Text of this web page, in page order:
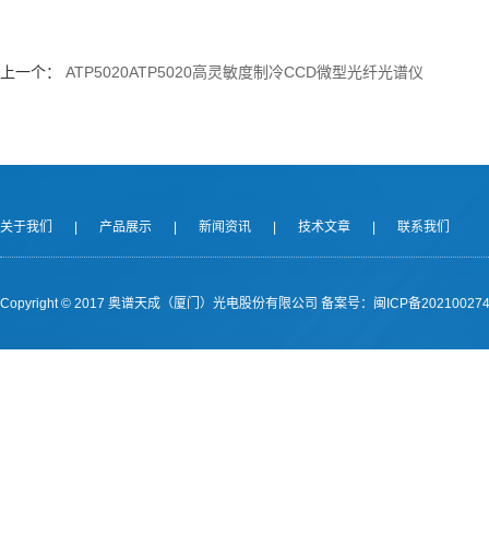
上一个： ATP5020ATP5020高灵敏度制冷CCD微型光纤光谱仪
关于我们 | 产品展示 | 新闻资讯 | 技术文章 | 联系我们
Copyright © 2017 奥谱天成（厦门）光电股份有限公司 备案号：闽ICP备